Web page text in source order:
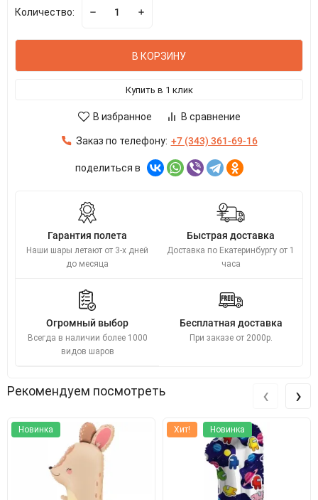
Количество:
В КОРЗИНУ
Купить в 1 клик
В избранное В сравнение
Заказ по телефону: +7 (343) 361-69-16
поделиться в
Гарантия полета
Наши шары летают от 3-х дней
до месяца
Быстрая доставка
Доставка по Екатеринбургу от 1
часа
Огромный выбор
Всегда в наличии более 1000
видов шаров
Бесплатная доставка
При заказе от 2000р.
Рекомендуем посмотреть
Новинка Хит! Новинка
‹ ›